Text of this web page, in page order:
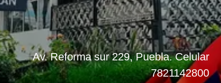
Av. Reforma sur229, Puebla. Celular
7821142800